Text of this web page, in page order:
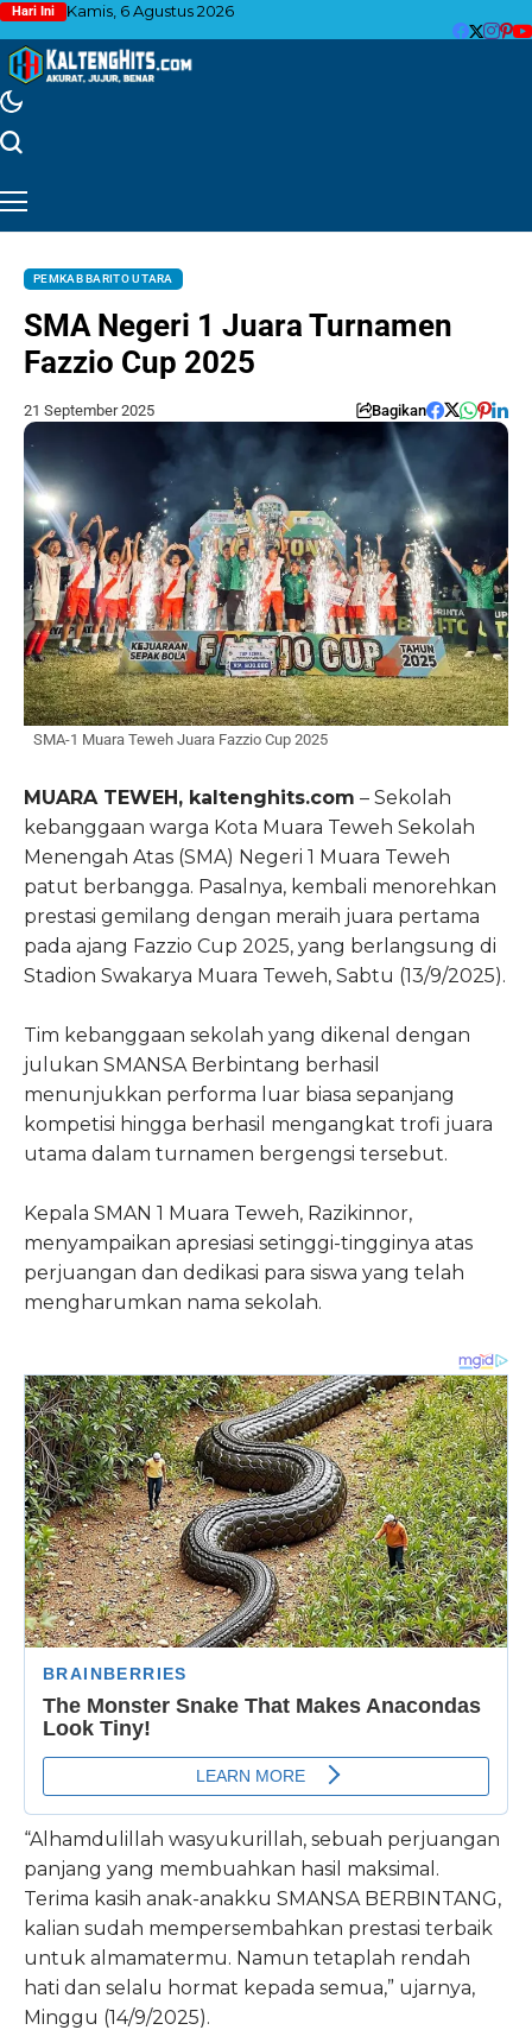
Hari Ini Kamis, 6 Agustus 2026
PEMKAB BARITO UTARA
SMA Negeri 1 Juara Turnamen
Fazzio Cup 2025
21 September 2025 Bagikan
SMA-1 Muara Teweh Juara Fazzio Cup 2025
MUARA TEWEH, kaltenghits.com – Sekolah
kebanggaan warga Kota Muara Teweh Sekolah
Menengah Atas (SMA) Negeri 1 Muara Teweh
patut berbangga. Pasalnya, kembali menorehkan
prestasi gemilang dengan meraih juara pertama
pada ajang Fazzio Cup 2025, yang berlangsung di
Stadion Swakarya Muara Teweh, Sabtu (13/9/2025).
Tim kebanggaan sekolah yang dikenal dengan
julukan SMANSA Berbintang berhasil
menunjukkan performa luar biasa sepanjang
kompetisi hingga berhasil mengangkat trofi juara
utama dalam turnamen bergengsi tersebut.
Kepala SMAN 1 Muara Teweh, Razikinnor,
menyampaikan apresiasi setinggi-tingginya atas
perjuangan dan dedikasi para siswa yang telah
mengharumkan nama sekolah.
“Alhamdulillah wasyukurillah, sebuah perjuangan
panjang yang membuahkan hasil maksimal.
Terima kasih anak-anakku SMANSA BERBINTANG,
kalian sudah mempersembahkan prestasi terbaik
untuk almamatermu. Namun tetaplah rendah
hati dan selalu hormat kepada semua,” ujarnya,
Minggu (14/9/2025).